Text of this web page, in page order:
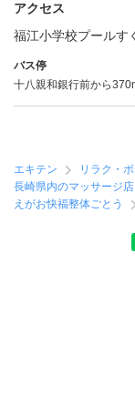
アクセス
福江小学校プールす
バス停
十八親和銀行前から
エキテン リラク・
長崎県内のマッサージ店
えがお快福整体ごとう